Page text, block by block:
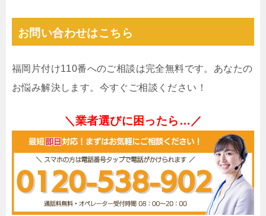
お問い合わせはこちら
福岡片付け110番へのご相談は完全無料です。あなたの
お悩み解決します。今すぐご相談ください！
＼業者選びに困ったら…／